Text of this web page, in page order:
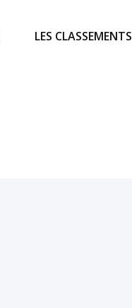
LES CLASSEMENTS